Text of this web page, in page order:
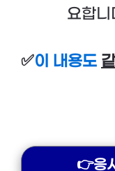
요합니
✅이 내용도
👉응